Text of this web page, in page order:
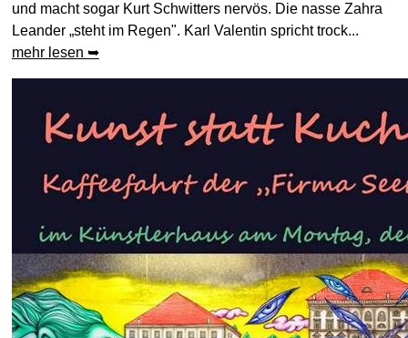
und macht sogar Kurt Schwitters nervös. Die nasse Zahra
Leander „steht im Regen". Karl Valentin spricht trock...
mehr lesen ➥